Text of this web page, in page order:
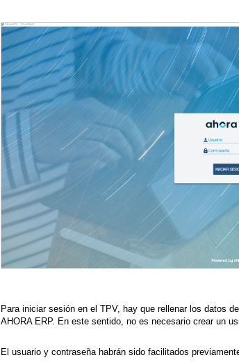
Para iniciar sesión en el TPV, hay que rellenar los datos
AHORA ERP. En este sentido, no es necesario crear un
El usuario y contraseña habrán sido facilitados